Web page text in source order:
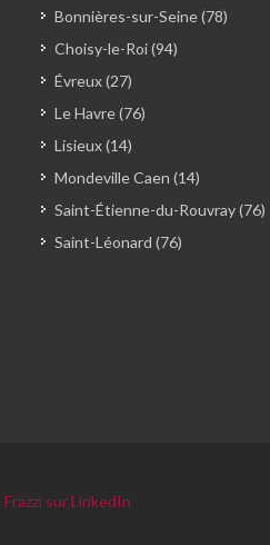
Bonnières-sur-Seine (78)
Choisy-le-Roi (94)
Évreux (27)
Le Havre (76)
Lisieux (14)
Mondeville Caen (14)
Saint-Étienne-du-Rouvray (76)
Saint-Léonard (76)
Frazzi sur LinkedIn